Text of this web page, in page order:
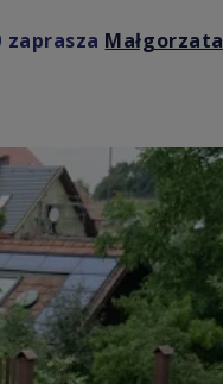
zaprasza Małgorzata